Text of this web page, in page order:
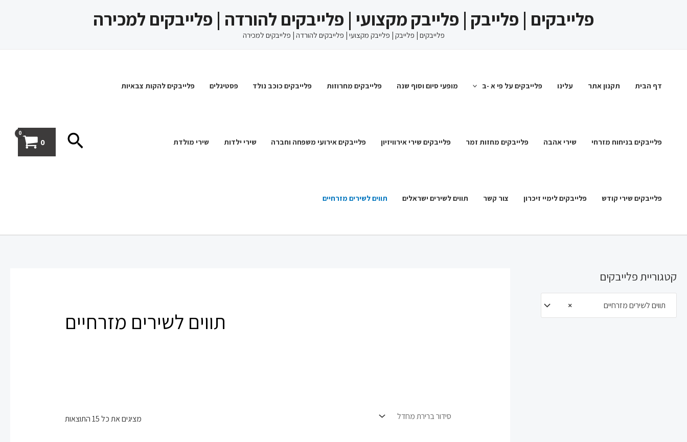
פלייבקים | פלייבק | פלייבק מקצועי | פלייבקים להורדה | פלייבקים למכירה
פלייבקים | פלייבק | פלייבק מקצועי | פלייבקים להורדה | פלייבקים למכירה
דף הבית תקנון אתר עלינו פלייבקים על פי א -ב מופעי סיום וסוף שנה פלייבקים מחרוזות פלייבקים כוכב נולד פסטיגלים פלייבקים להקות צבאיות
פלייבקים בניחוח מזרחי שירי אהבה פלייבקים מחזות זמר פלייבקים שירי אירוויזיון פלייבקים אירועי משפחה וחברה שירי ילדות שירי מולדת
פלייבקים שירי קודש פלייבקים לימיי זיכרון צור קשר תווים לשירים ישראלים תווים לשירים מזרחיים
חיפוש0
קטגוריית פלייבקים
× תווים לשירים מזרחיים
תווים לשירים מזרחיים
מציגים את כל ⁦15⁩ התוצאות